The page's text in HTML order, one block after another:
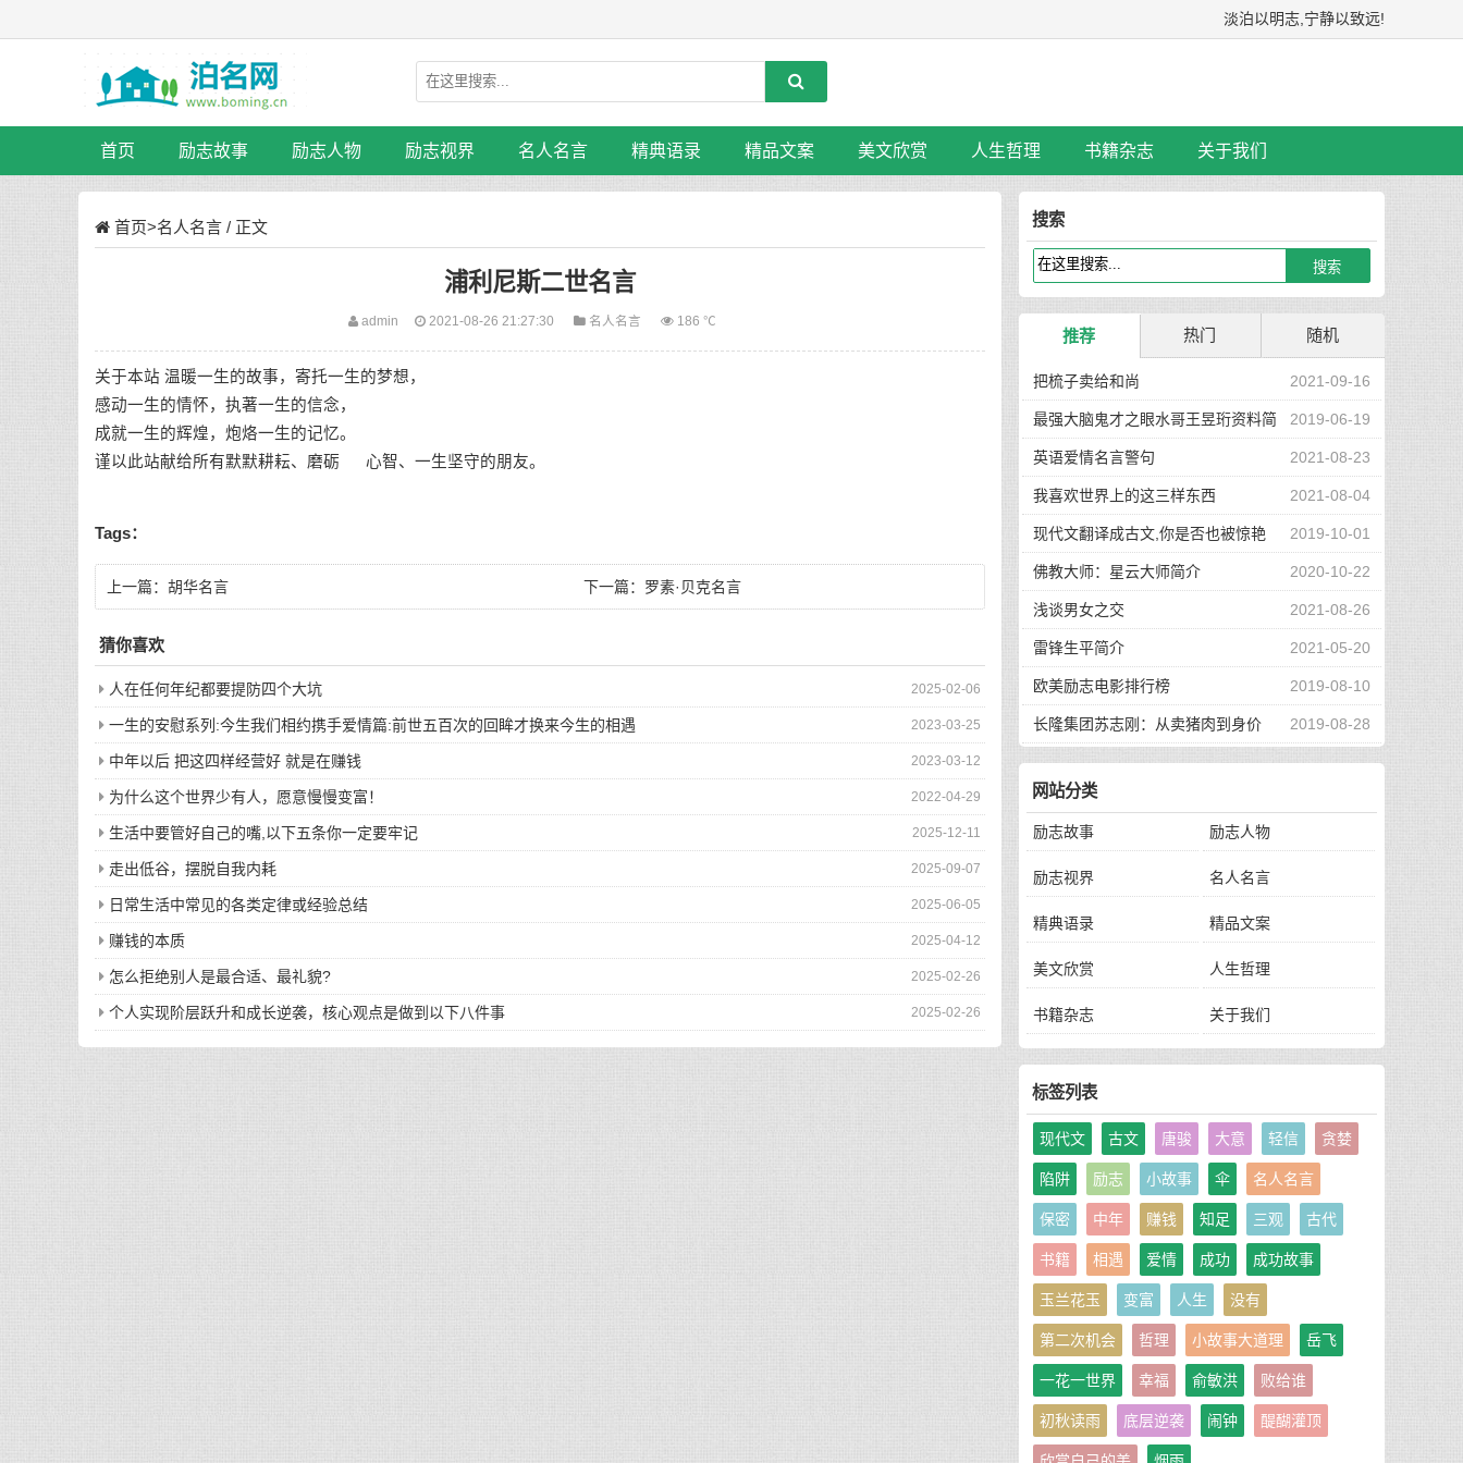
淡泊以明志,宁静以致远!
首页 励志故事 励志人物 励志视界 名人名言 精典语录 精品文案 美文欣赏 人生哲理 书籍杂志 关于我们
首页>名人名言 / 正文
浦利尼斯二世名言
admin 2021-08-26 21:27:30 名人名言 186 ℃
关于本站 温暖一生的故事，寄托一生的梦想，
感动一生的情怀，执著一生的信念，
成就一生的辉煌，炮烙一生的记忆。
谨以此站献给所有默默耕耘、磨砺 心智、一生坚守的朋友。
Tags：
上一篇： 胡华名言 下一篇： 罗素·贝克名言
猜你喜欢
2025-02-06
人在任何年纪都要提防四个大坑
2023-03-25
一生的安慰系列:今生我们相约携手爱情篇:前世五百次的回眸才换来今生的相遇
2023-03-12
中年以后 把这四样经营好 就是在赚钱
2022-04-29
为什么这个世界少有人，愿意慢慢变富！
2025-12-11
生活中要管好自己的嘴,以下五条你一定要牢记
2025-09-07
走出低谷，摆脱自我内耗
2025-06-05
日常生活中常见的各类定律或经验总结
2025-04-12
赚钱的本质
2025-02-26
怎么拒绝别人是最合适、最礼貌?
2025-02-26
个人实现阶层跃升和成长逆袭，核心观点是做到以下八件事
搜索
推荐 热门 随机
2021-09-16
把梳子卖给和尚
2019-06-19
最强大脑鬼才之眼水哥王昱珩资料简
介 2021-08-23
英语爱情名言警句
2021-08-04
我喜欢世界上的这三样东西
2019-10-01
现代文翻译成古文,你是否也被惊艳
到了 2020-10-22
佛教大师：星云大师简介
2021-08-26
浅谈男女之交
2021-05-20
雷锋生平简介
2019-08-10
欧美励志电影排行榜
2019-08-28
长隆集团苏志刚：从卖猪肉到身价
130亿，他的秘诀是？
网站分类
励志故事 励志人物
励志视界 名人名言
精典语录 精品文案
美文欣赏 人生哲理
书籍杂志 关于我们
标签列表
现代文 古文 唐骏 大意 轻信 贪婪
陷阱 励志 小故事 伞 名人名言
保密 中年 赚钱 知足 三观 古代
书籍 相遇 爱情 成功 成功故事
玉兰花玉 变富 人生 没有
第二次机会 哲理 小故事大道理 岳飞
一花一世界 幸福 俞敏洪 败给谁
初秋读雨 底层逆袭 闹钟 醍醐灌顶